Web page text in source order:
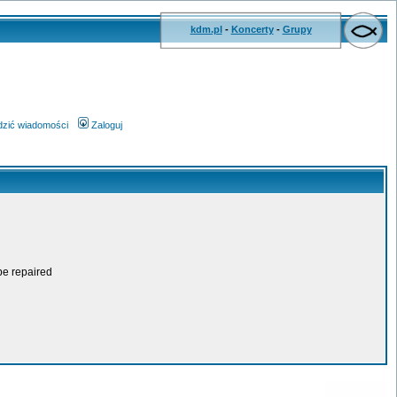
kdm.pl- Koncerty- Grupy
wiadomości Zaloguj
repaired